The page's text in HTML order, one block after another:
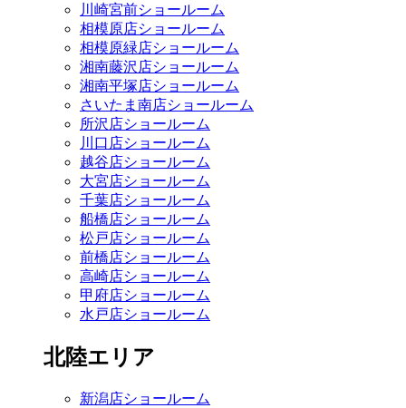
川崎宮前ショールーム
相模原店ショールーム
相模原緑店ショールーム
湘南藤沢店ショールーム
湘南平塚店ショールーム
さいたま南店ショールーム
所沢店ショールーム
川口店ショールーム
越谷店ショールーム
大宮店ショールーム
千葉店ショールーム
船橋店ショールーム
松戸店ショールーム
前橋店ショールーム
高崎店ショールーム
甲府店ショールーム
水戸店ショールーム
北陸エリア
新潟店ショールーム